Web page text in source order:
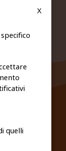
X
quelli